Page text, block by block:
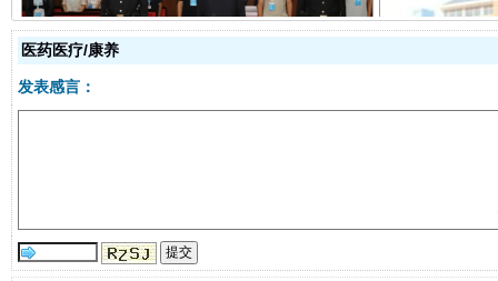
受贿1.44亿！段成刚被判无期 从幼
医药医疗/康养
发表感言：